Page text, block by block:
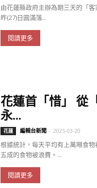
由花蓮縣政府主辦為期三天的「
昨(27)日圓滿落...
閱讀更多
花蓮首「惜」 從
永...
花蓮 編輯台新聞 - 2025-03-20
根據統計，每天平均有上萬噸食
五成的食物被浪費。...
閱讀更多